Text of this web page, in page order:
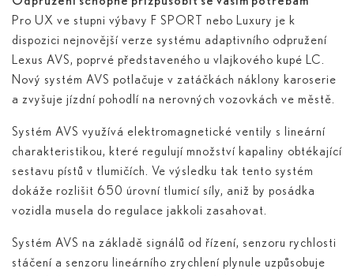
Pro UX ve stupni výbavy F SPORT nebo Luxury je k
dispozici nejnovější verze systému adaptivního odpružení
Lexus AVS, poprvé představeného u vlajkového kupé LC.
Nový systém AVS potlačuje v zatáčkách náklony karoserie
a zvyšuje jízdní pohodlí na nerovných vozovkách ve městě.
Systém AVS využívá elektromagnetické ventily s lineární
charakteristikou, které regulují množství kapaliny obtékající
sestavu pístů v tlumičích. Ve výsledku tak tento systém
dokáže rozlišit 650 úrovní tlumicí síly, aniž by posádka
vozidla musela do regulace jakkoli zasahovat.
Systém AVS na základě signálů od řízení, senzoru rychlosti
stáčení a senzoru lineárního zrychlení plynule uzpůsobuje